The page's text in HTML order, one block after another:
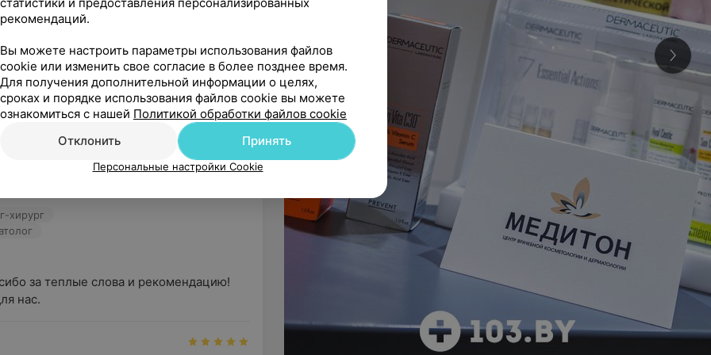
папиллом, бородавок)
пространство, в котором нет
встретят вас с улыбкой,
необходимой процедуры и
атмосфера, вежливый
время себе и настроиться на
онлайн Записаться онлайн Записаться онлайн
Все отзывы
Андрею Аркадьевичу , Шумной
хирург
за теплые слова и рекомендацию!
нас.
рекомендаций.
Вы можете настроить параметры использования файлов
cookie или изменить свое согласие в более позднее время.
Для получения дополнительной информации о целях,
сроках и порядке использования файлов cookie вы можете
ознакомиться с нашей Политикой обработки файлов cookie
Отклонить
Принять
Персональные настройки Cookie